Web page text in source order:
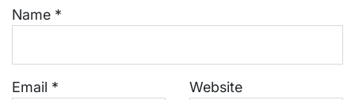
Name *
Email * Website